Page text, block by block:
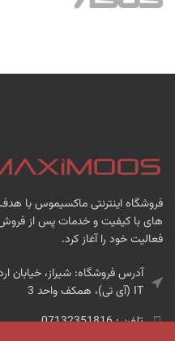
فروشگاه اینترنتی ماکسیموس با
فعالیت خود را آغاز کرد.
آدرس فروشگاه: شیراز، خیابان
IT (آی تی)، همکف واحد 3
تلفن : 07132351816